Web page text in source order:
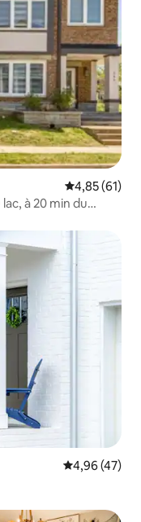
Évaluation
4,85 (61)
à 20 min du
Évaluation
4,96 (47)